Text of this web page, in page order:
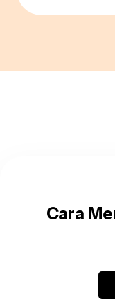
Cara